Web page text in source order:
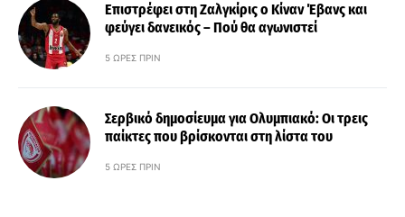
Επιστρέφει στη Ζαλγκίρις ο Κίναν Έβανς και
φεύγει δανεικός – Πού θα αγωνιστεί
5 ΏΡΕΣ ΠΡΙΝ
Σερβικό δημοσίευμα για Ολυμπιακό: Οι τρεις
παίκτες που βρίσκονται στη λίστα του
5 ΏΡΕΣ ΠΡΙΝ